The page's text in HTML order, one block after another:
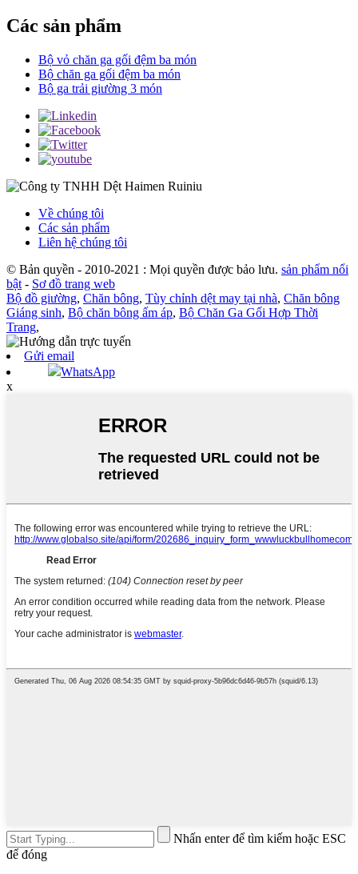
Các sản phẩm
Bộ vỏ chăn ga gối đệm ba món
Bộ chăn ga gối đệm ba món
Bộ ga trải giường 3 món
Về chúng tôi
Các sản phẩm
Liên hệ chúng tôi
© Bản quyền - 2010-2021 : Mọi quyền được bảo lưu. sản phẩm nổi
bật - Sơ đồ trang web
Bộ đồ giường, Chăn bông, Tùy chỉnh dệt may tại nhà, Chăn bông
Giáng sinh, Bộ chăn bông ấm áp, Bộ Chăn Ga Gối Hợp Thời
Trang,
Gửi email
WhatsApp
x
Nhấn enter để tìm kiếm hoặc ESC
để đóng